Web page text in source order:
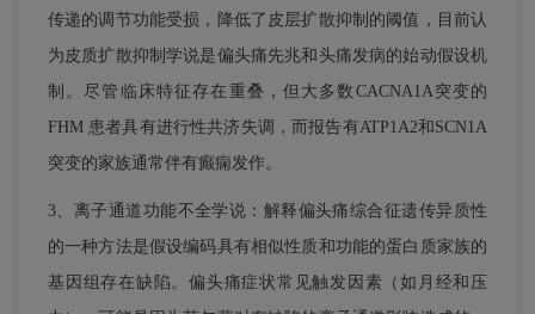
传递的调节功能受损，降低了皮层扩散抑制的阈值，目前认
为皮质扩散抑制学说是偏头痛先兆和头痛发病的始动假设机
制。尽管临床特征存在重叠，但大多数CACNA1A突变的
FHM 患者具有进行性共济失调，而报告有ATP1A2和SCN1A
突变的家族通常伴有癫痫发作。
3、离子通道功能不全学说：解释偏头痛综合征遗传异质性
的一种方法是假设编码具有相似性质和功能的蛋白质家族的
基因组存在缺陷。偏头痛症状常见触发因素（如月经和压